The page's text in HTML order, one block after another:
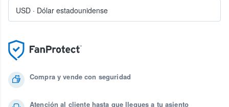
Compra y vende con seguridad
Atención al cliente hasta que llegues a tu asiento
USD · Dólar estadounidense